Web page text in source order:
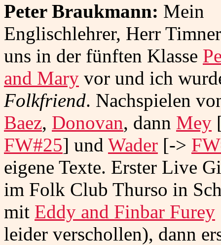
Peter Braukmann: Mein
Englischlehrer, Herr
uns in der fünften Klasse
and Mary vor und ich
Folkfriend. Nachspielen
Baez, Donovan, dann Mey
FW#25] und Wader [->
eigene Texte. Erster Live
im Folk Club Thurso in
mit Eddy and Finbar Furey
leider verschollen), dann